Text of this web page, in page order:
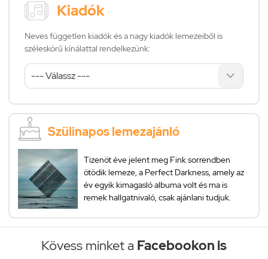
Kiadók
Neves független kiadók és a nagy kiadók lemezeiből is
széleskörű kínálattal rendelkezünk:
Szülinapos lemezajánló
Tizenöt éve jelent meg Fink sorrendben
ötödik lemeze, a Perfect Darkness, amely az
év egyik kimagasló albuma volt és ma is
remek hallgatnivaló, csak ajánlani tudjuk.
Kövess minket a Facebookon is